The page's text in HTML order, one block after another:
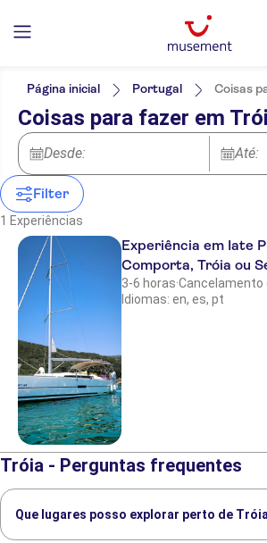
Filtros
NO-PICKUP
Opções de ingressos
Local touch
Tour privado
Voucher eletrônico
Cancelamento gratuito
Confirmação instantânea
Atividades
Excursões e passeios de um dia
Barcos
Idomas
Inglês
Português
Página inicial Portugal Coisas
Coisas para fazer em
Desde: Até:
Filter
1 Experiências
Experiência em Iate
Comporta, Tróia ou
3-6 horas·Cancelamento
Idiomas: en, es, pt
Tróia - Perguntas frequentes
Que lugares posso explorar perto de